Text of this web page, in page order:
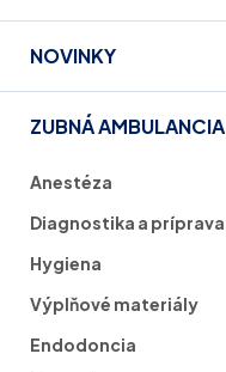
NOVINKY
ZUBNÁ AMBULANCIA
Anestéza
Diagnostika a príprava
Hygiena
Výplňové materiály
Endodoncia